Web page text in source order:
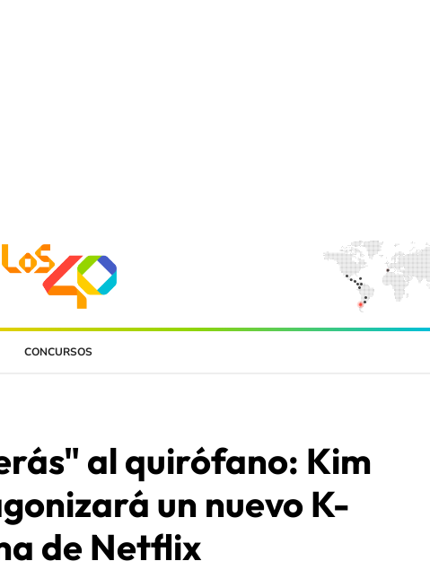
CONCURSOS
al quirófano: Kim
un nuevo K-
de Netflix